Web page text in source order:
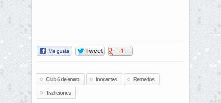
Club 6 de enero Inocentes Remedos
Tradiciones